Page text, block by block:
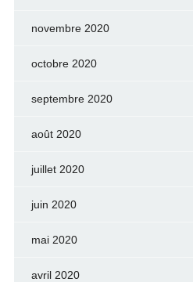
novembre 2020
octobre 2020
septembre 2020
août 2020
juillet 2020
juin 2020
mai 2020
avril 2020